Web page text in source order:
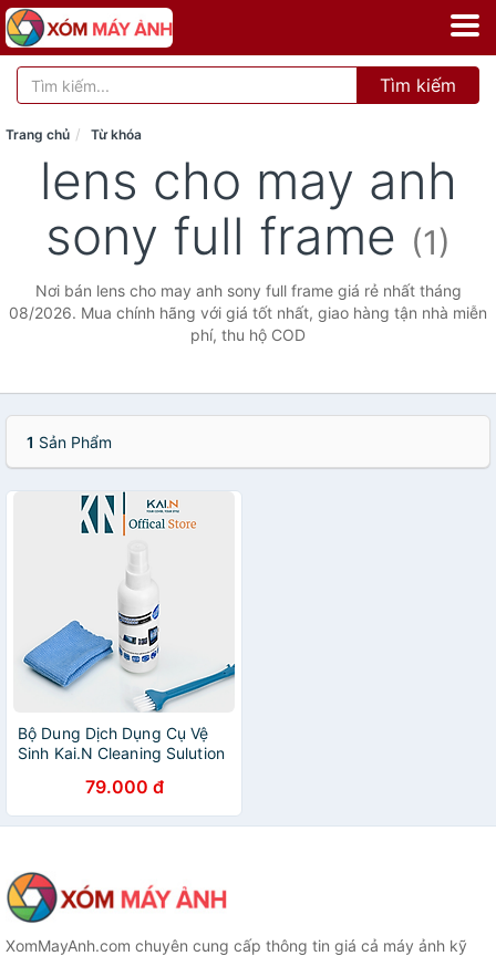
Tìm kiếm
Trang chủ Từ khóa
lens cho may anh
sony full frame (1)
Nơi bán lens cho may anh sony full frame giá rẻ nhất tháng
08/2026. Mua chính hãng với giá tốt nhất, giao hàng tận nhà miễn
phí, thu hộ COD
1 Sản Phẩm
Bộ Dung Dịch Dụng Cụ Vệ
Sinh Kai.N Cleaning Sulution
Laptop, Ống Kính Máy Ảnh,
Thiết Bị Khác - HÀNG CHÍNH
HÃNG
79.000 đ
XomMayAnh.com chuyên cung cấp thông tin giá cả máy ảnh kỹ